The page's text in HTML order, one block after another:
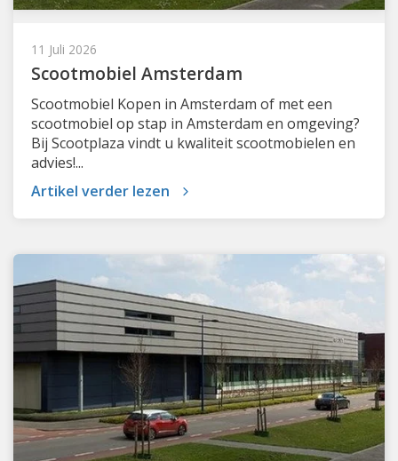
11 Juli 2026
Scootmobiel Amsterdam
Scootmobiel Kopen in Amsterdam of met een
scootmobiel op stap in Amsterdam en omgeving?
Bij Scootplaza vindt u kwaliteit scootmobielen en
advies!...
Artikel verder lezen